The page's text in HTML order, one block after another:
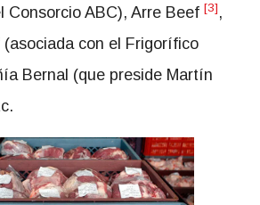
Consorcio ABC), Arre Beef [3] ,
con el Frigorífico
Bernal (que preside Martín